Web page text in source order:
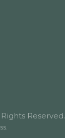
Reserved.